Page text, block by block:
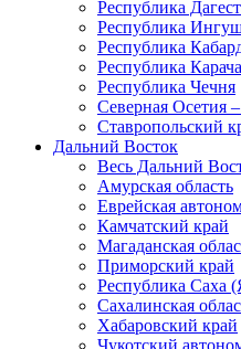
Республика
Республика
Республика
Республика
Республика Чечня
Северная Осетия
Ставропольский
Дальний Восток
Весь Дальний
Амурская область
Еврейская
Камчатский край
Магаданская
Приморский край
Республика Саха
Сахалинская
Хабаровский край
Чукотский